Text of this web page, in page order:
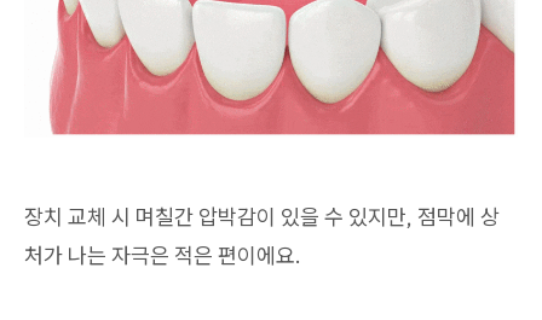
장치 교체 시 며칠간 압박감이 있을 수 있지만, 점막에 상
처가 나는 자극은 적은 편이에요.